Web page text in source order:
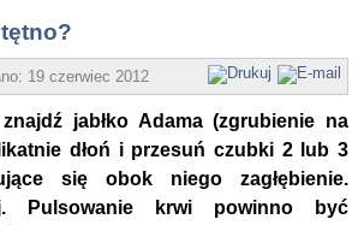
19 czerwiec 2012
jabłko Adama (zgrubienie na
dłoń i przesuń czubki 2 lub 3
się obok niego zagłębienie.
Pulsowanie krwi powinno być